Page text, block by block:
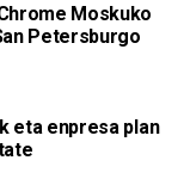
Moskuko
Petersburgo
eta enpresa plan